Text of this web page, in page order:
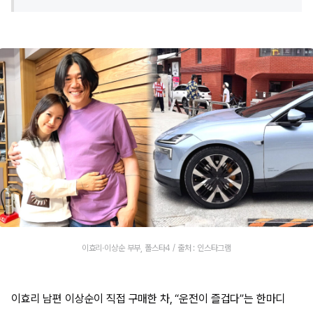
이효리·이상순 부부, 폴스타4 / 출처 : 인스타그램
이효리 남편 이상순이 직접 구매한 차, “운전이 즐겁다”는 한마디